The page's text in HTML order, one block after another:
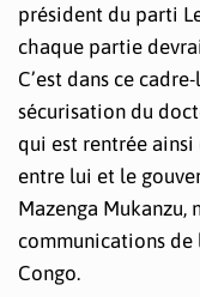
président du parti
chaque partie
C’est dans ce
sécurisation du
qui est rentrée
entre lui et le
Mazenga Mukanzu,
communications
Congo.